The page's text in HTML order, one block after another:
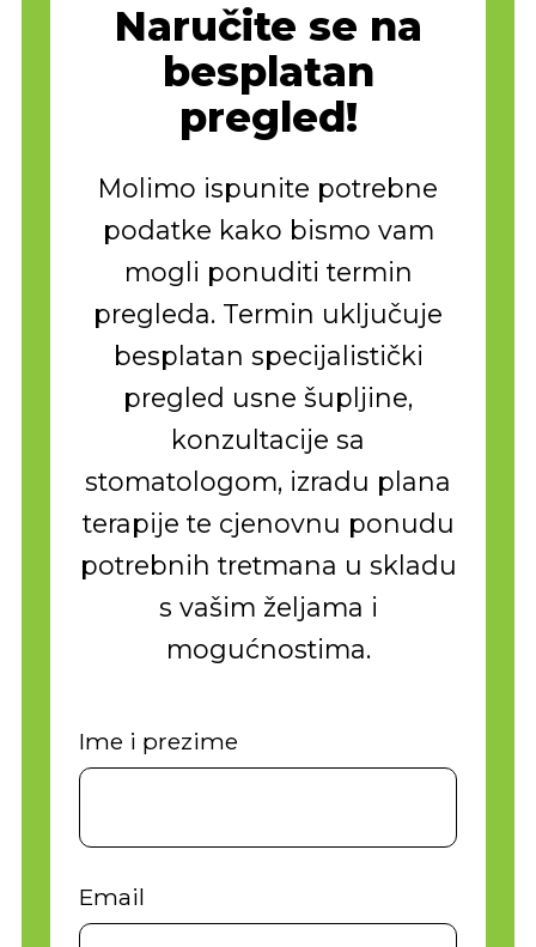
Naručite se na
besplatan
pregled!
Molimo ispunite potrebne
podatke kako bismo vam
mogli ponuditi termin
pregleda. Termin uključuje
besplatan specijalistički
pregled usne šupljine,
konzultacije sa
stomatologom, izradu plana
terapije te cjenovnu ponudu
potrebnih tretmana u skladu
s vašim željama i
mogućnostima.
Ime i prezime
Email